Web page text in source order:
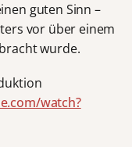
guten Sinn –
vor über einem
wurde.
watch?